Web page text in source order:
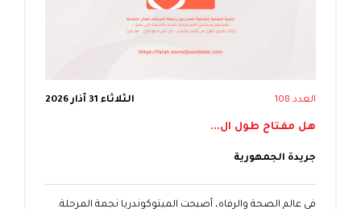
العدد 108 الثلاثاء 31 آذار 2026
هل مفتاح طول ال...
جريدة الجمهورية
في عالم الصحة والرفاه، أصبحت الميتوكوندريا نجمة المرحلة.